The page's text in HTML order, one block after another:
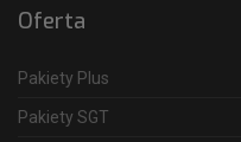
Oferta
Pakiety Plus
Pakiety SGT